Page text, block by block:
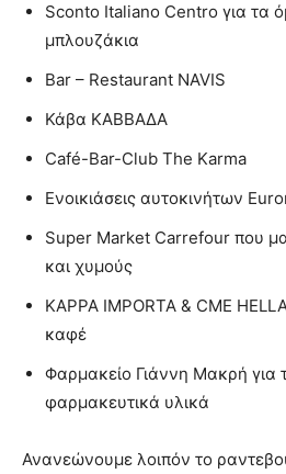
Sconto Italiano Centro για τα
μπλουζάκια
Bar – Restaurant NAVIS
Κάβα ΚΑΒΒΑΔΑ
Café-Bar-Club The Karma
Ενοικιάσεις αυτοκινήτων
Super Market Carrefour που
και χυμούς
KAPPA IMPORTA & CME
καφέ
Φαρμακείο Γιάννη Μακρή για
φαρμακευτικά υλικά
Ανανεώνουμε λοιπόν το